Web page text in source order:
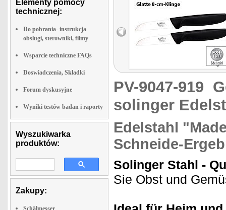
Elementy pomocy
technicznej:
Do pobrania- instrukcja
obslugi, sterowniki, filmy
Wsparcie techniczne FAQs
Doswiadczenia, Składki
Forum dyskusyjne
Wyniki testów badan i raporty
Wyszukiwarka
produktów:
Zakupy:
PV-9047-919
solinger
Edelstahl
Schneide-
Solinger Stahl -
Sie Obst und